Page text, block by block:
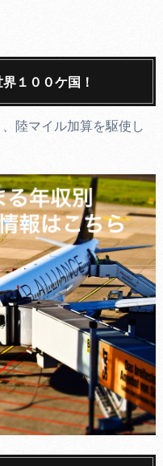
１００ケ国！
陸マイル加算を駆使し